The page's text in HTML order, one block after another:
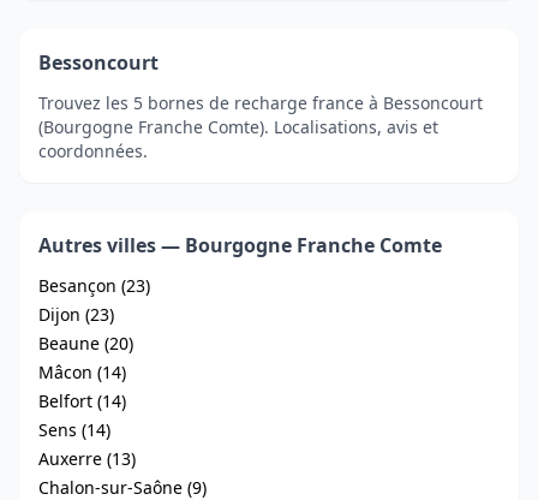
Bessoncourt
Trouvez les 5 bornes de recharge france à Bessoncourt
(Bourgogne Franche Comte). Localisations, avis et
coordonnées.
Autres villes — Bourgogne Franche Comte
Besançon (23)
Dijon (23)
Beaune (20)
Mâcon (14)
Belfort (14)
Sens (14)
Auxerre (13)
Chalon-sur-Saône (9)